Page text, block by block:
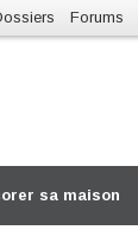
Forums
sa maison